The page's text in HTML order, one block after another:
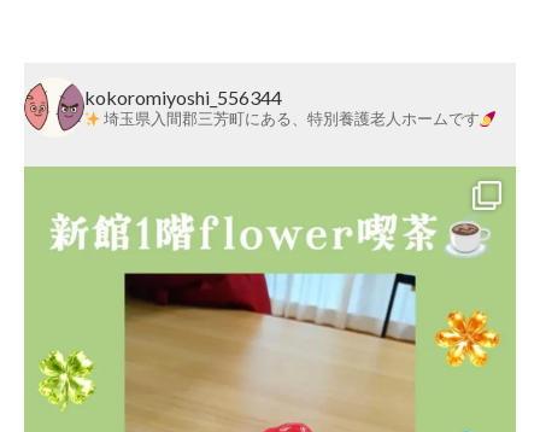
kokoromiyoshi_556344
埼玉県入間郡三芳町にある、特別養護老人ホームです